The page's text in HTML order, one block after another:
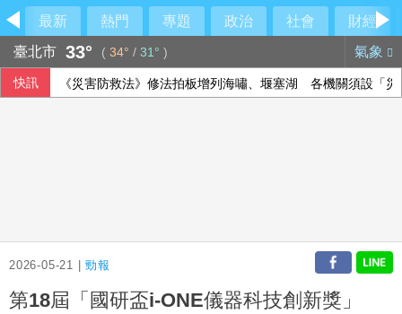
最新 熱門 專題 政治 社會
財經
臺北市 33° ( 34° / 31° ) 氣象
快訊 《災害防救法》修法拍板增列海嘯、堰塞湖 各機關須設「災
2026-05-21 |勁報
第18屆「國研盃i-ONE儀器科技創新獎」